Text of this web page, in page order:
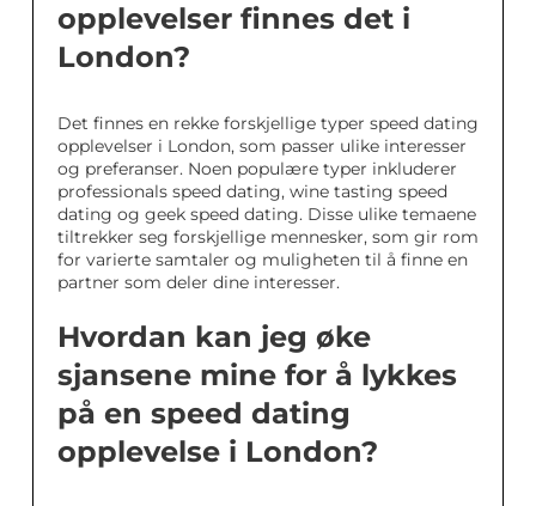
opplevelser finnes det i
London?
Det finnes en rekke forskjellige typer speed dating
opplevelser i London, som passer ulike interesser
og preferanser. Noen populære typer inkluderer
professionals speed dating, wine tasting speed
dating og geek speed dating. Disse ulike temaene
tiltrekker seg forskjellige mennesker, som gir rom
for varierte samtaler og muligheten til å finne en
partner som deler dine interesser.
Hvordan kan jeg øke
sjansene mine for å lykkes
på en speed dating
opplevelse i London?